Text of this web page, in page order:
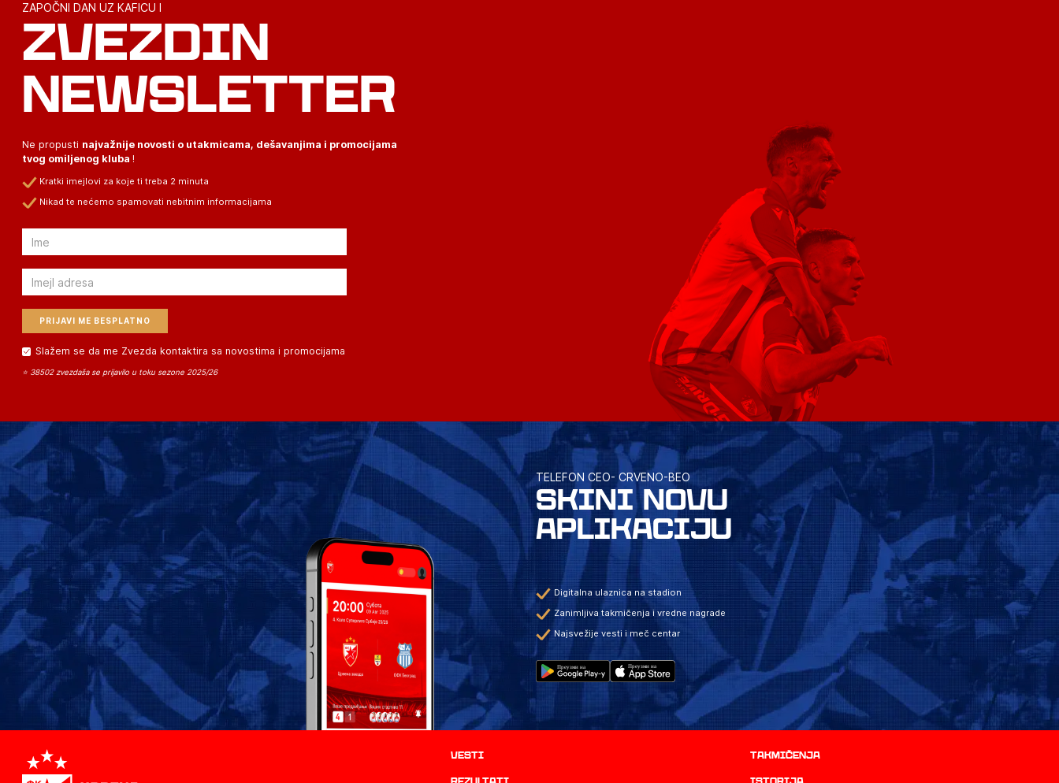
ZAPOČNI DAN UZ KAFICU I
ZVEZDIN
NEWSLETTER
Ne propusti najvažnije novosti o utakmicama, dešavanjima i promocijama
tvog omiljenog kluba !
Kratki imejlovi za koje ti treba 2 minuta
Nikad te nećemo spamovati nebitnim informacijama
Email
Email
Slažem se da me Zvezda kontaktira sa novostima i promocijama
⭐ 38502 zvezdaša se prijavilo u toku sezone 2025/26
TELEFON CEO- CRVENO-BEO
SKINI NOVU
APLIKACIJU
Digitalna ulaznica na stadion
Zanimljiva takmičenja i vredne nagrade
Najsvežije vesti i meč centar
Vesti Takmičenja